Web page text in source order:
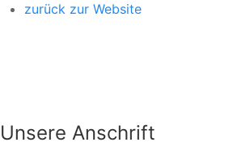
zurück zur Website
Unsere Anschrift